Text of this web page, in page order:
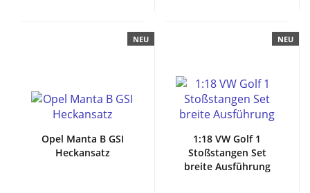
NEU
Opel Manta B GSI
Heckansatz
NEU
1:18 VW Golf 1
Stoßstangen Set
breite Ausführung